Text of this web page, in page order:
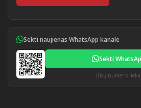
Sekti naujienas WhatsApp kanale
Sekti
Jūsų numeris